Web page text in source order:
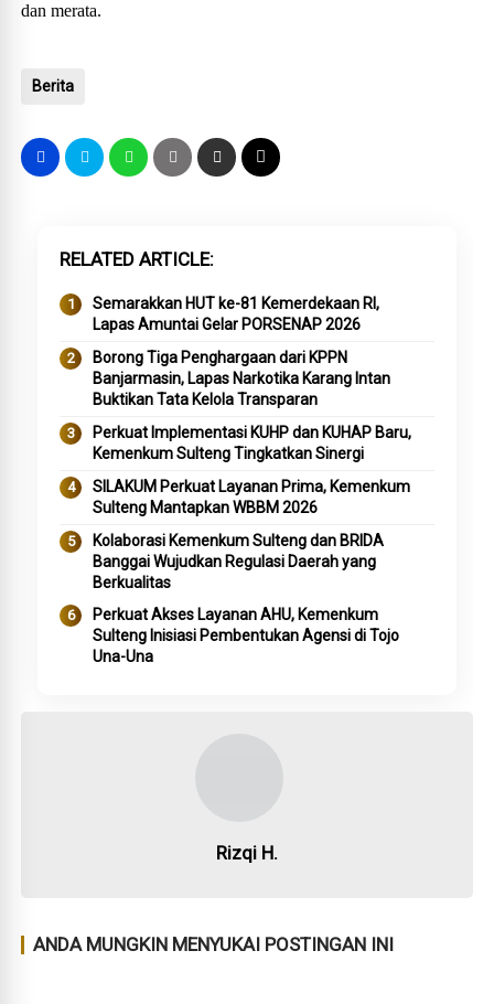
dan merata.
Berita
RELATED ARTICLE
Semarakkan HUT ke-81 Kemerdekaan RI,
Lapas Amuntai Gelar PORSENAP 2026
Borong Tiga Penghargaan dari KPPN
Banjarmasin, Lapas Narkotika Karang Intan
Buktikan Tata Kelola Transparan
Perkuat Implementasi KUHP dan KUHAP Baru,
Kemenkum Sulteng Tingkatkan Sinergi
SILAKUM Perkuat Layanan Prima, Kemenkum
Sulteng Mantapkan WBBM 2026
Kolaborasi Kemenkum Sulteng dan BRIDA
Banggai Wujudkan Regulasi Daerah yang
Berkualitas
Perkuat Akses Layanan AHU, Kemenkum
Sulteng Inisiasi Pembentukan Agensi di Tojo
Una-Una
Rizqi H.
ANDA MUNGKIN MENYUKAI POSTINGAN INI